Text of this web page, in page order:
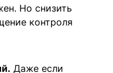
Но снизить
контроля
Даже если